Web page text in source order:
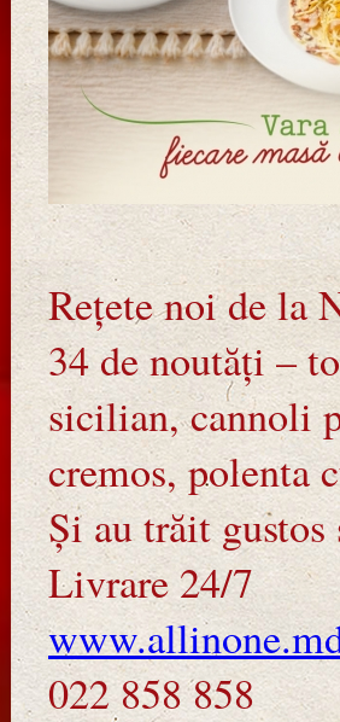
Rețete noi de la
34 de noutăți –
sicilian, cannoli
cremos, polenta
Și au trăit
Livrare 24/7
022 858 858